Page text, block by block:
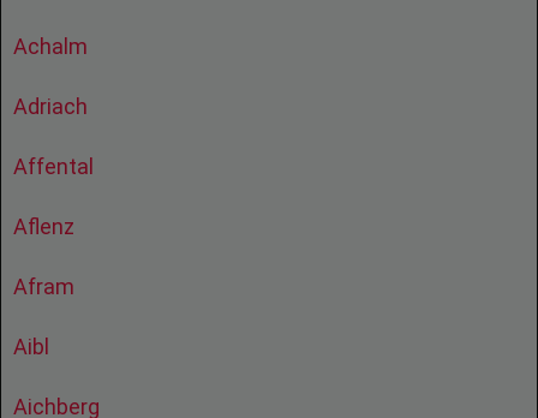
Achalm
Adriach
Affental
Aflenz
Afram
Aibl
Aichberg